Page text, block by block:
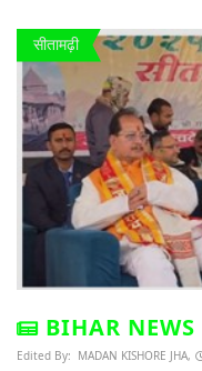
सीतामढ़ी
BIHAR NEWS
Edited By: MADAN KISHORE JHA,